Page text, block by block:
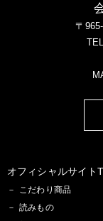
〒
オフィシャルサイト
こだわり商品
読みもの